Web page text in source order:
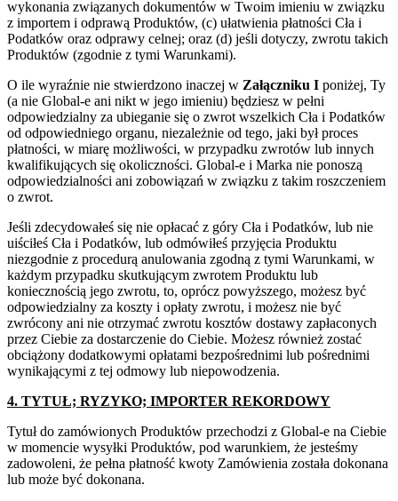
wykonania związanych dokumentów w Twoim imieniu w związku
z importem i odprawą Produktów, (c) ułatwienia płatności Cła i
Podatków oraz odprawy celnej; oraz (d) jeśli dotyczy, zwrotu takich
Produktów (zgodnie z tymi Warunkami).
O ile wyraźnie nie stwierdzono inaczej w Załączniku I poniżej, Ty
(a nie Global-e ani nikt w jego imieniu) będziesz w pełni
odpowiedzialny za ubieganie się o zwrot wszelkich Cła i Podatków
od odpowiedniego organu, niezależnie od tego, jaki był proces
płatności, w miarę możliwości, w przypadku zwrotów lub innych
kwalifikujących się okoliczności. Global-e i Marka nie ponoszą
odpowiedzialności ani zobowiązań w związku z takim roszczeniem
o zwrot.
Jeśli zdecydowałeś się nie opłacać z góry Cła i Podatków, lub nie
uiściłeś Cła i Podatków, lub odmówiłeś przyjęcia Produktu
niezgodnie z procedurą anulowania zgodną z tymi Warunkami, w
każdym przypadku skutkującym zwrotem Produktu lub
koniecznością jego zwrotu, to, oprócz powyższego, możesz być
odpowiedzialny za koszty i opłaty zwrotu, i możesz nie być
zwrócony ani nie otrzymać zwrotu kosztów dostawy zapłaconych
przez Ciebie za dostarczenie do Ciebie. Możesz również zostać
obciążony dodatkowymi opłatami bezpośrednimi lub pośrednimi
wynikającymi z tej odmowy lub niepowodzenia.
4. TYTUŁ; RYZYKO; IMPORTER REKORDOWY
Tytuł do zamówionych Produktów przechodzi z Global-e na Ciebie
w momencie wysyłki Produktów, pod warunkiem, że jesteśmy
zadowoleni, że pełna płatność kwoty Zamówienia została dokonana
lub może być dokonana.